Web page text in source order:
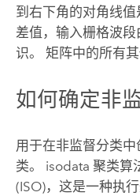
到右下角的对角线
差值，输入栅格波
识。 矩阵中的所有
如何确定非
用于在非监督分类
类。 isodata 聚类算
(ISO)，这是一种执